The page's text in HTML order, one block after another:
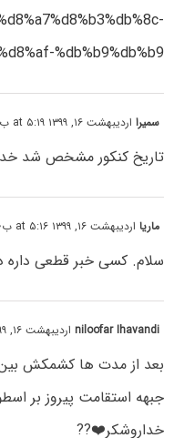
%db%b9%db%b9/
سمیرااردیبهشت ۱۶, ۱۳۹۹ at ۵:۱۹ ب٫ظ
تاریخ کنکور مشخص شد
ماریااردیبهشت ۱۶, ۱۳۹۹ at ۵:۱۶ ب٫ظ
سلام. کسی خبر قطعی داره
niloofar Ihavandiاردیبهشت ۱۶, ۱۳۹۹ at ۵:۱۵ ب٫ظ
بعد از مدت ها کشمکش بین
جبهه استقامت پیروز بر
خداروشکر❤️??